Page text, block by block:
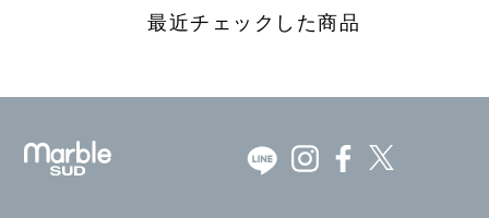
最近チェックした商品